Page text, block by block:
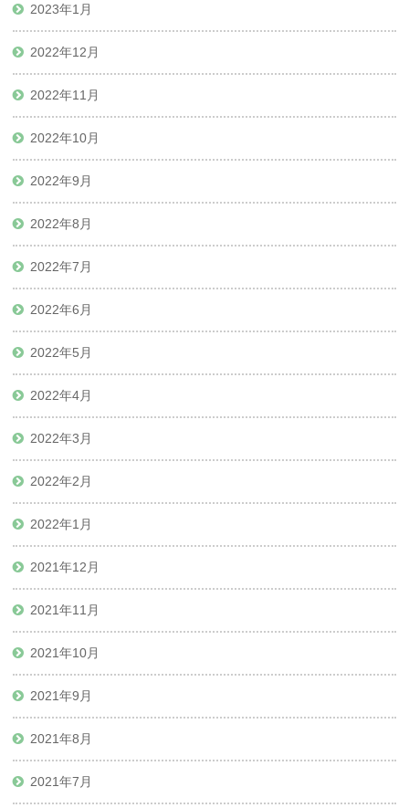
2023年1月
2022年12月
2022年11月
2022年10月
2022年9月
2022年8月
2022年7月
2022年6月
2022年5月
2022年4月
2022年3月
2022年2月
2022年1月
2021年12月
2021年11月
2021年10月
2021年9月
2021年8月
2021年7月